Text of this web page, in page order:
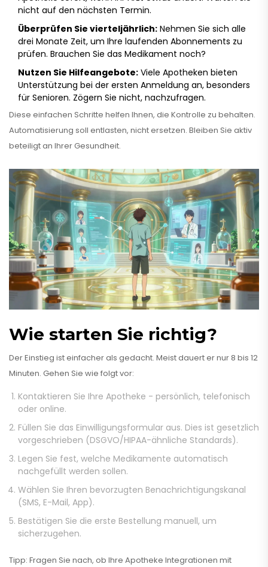
nicht auf den nächsten Termin.
Überprüfen Sie vierteljährlich: Nehmen Sie sich alle
drei Monate Zeit, um Ihre laufenden Abonnements zu
prüfen. Brauchen Sie das Medikament noch?
Nutzen Sie Hilfeangebote: Viele Apotheken bieten
Unterstützung bei der ersten Anmeldung an, besonders
für Senioren. Zögern Sie nicht, nachzufragen.
Diese einfachen Schritte helfen Ihnen, die Kontrolle zu behalten.
Automatisierung soll entlasten, nicht ersetzen. Bleiben Sie aktiv
beteiligt an Ihrer Gesundheit.
Wie starten Sie richtig?
Der Einstieg ist einfacher als gedacht. Meist dauert er nur 8 bis 12
Minuten. Gehen Sie wie folgt vor:
Kontaktieren Sie Ihre Apotheke - persönlich, telefonisch
oder online.
Füllen Sie das Einwilligungsformular aus. Dies ist gesetzlich
vorgeschrieben (DSGVO/HIPAA-ähnliche Standards).
Legen Sie fest, welche Medikamente automatisch
nachgefüllt werden sollen.
Wählen Sie Ihren bevorzugten Benachrichtigungskanal
(SMS, E-Mail, App).
Bestätigen Sie die erste Bestellung manuell, um
sicherzugehen.
Tipp: Fragen Sie nach, ob Ihre Apotheke Integrationen mit